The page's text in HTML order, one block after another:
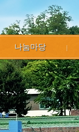
나눔마당